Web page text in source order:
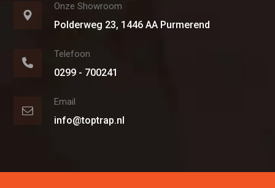
Onze Showroom
Polderweg 23, 1446 AA Purmerend
Telefoon
0299 - 700241
Email
info@toptrap.nl